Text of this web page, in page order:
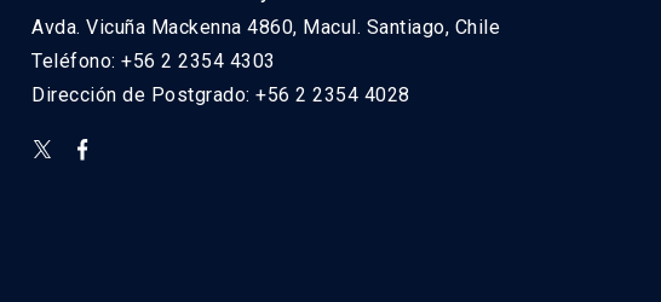
Avda. Vicuña Mackenna 4860, Macul. Santiago, Chile
Teléfono: +56 2 2354 4303
Dirección de Postgrado: +56 2 2354 4028